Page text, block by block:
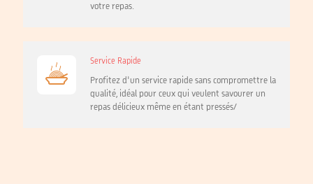
votre repas.
Service Rapide
Profitez d'un service rapide sans compromettre la
qualité, idéal pour ceux qui veulent savourer un
repas délicieux même en étant pressés/